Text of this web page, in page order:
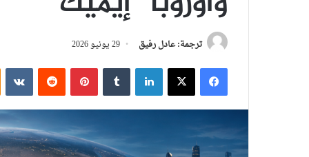
ترجمة: عادل رفيق 29 يونيو 2026
فيسبوك ‫X لينكدإن بينتيريست